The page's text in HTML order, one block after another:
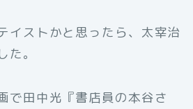
イストかと思ったら、太宰治
。
で田中光『書店員の本谷さ